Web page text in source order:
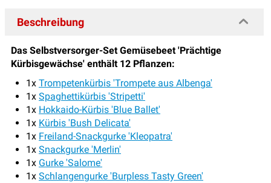
Beschreibung
Das Selbstversorger-Set Gemüsebeet 'Prächtige
Kürbisgewächse' enthält 12 Pflanzen:
1x Trompetenkürbis 'Trompete aus Albenga'
1x Spaghettikürbis 'Stripetti'
1x Hokkaido-Kürbis 'Blue Ballet'
1x Kürbis 'Bush Delicata'
1x Freiland-Snackgurke 'Kleopatra'
1x Snackgurke 'Merlin'
1x Gurke 'Salome'
1x Schlangengurke 'Burpless Tasty Green'